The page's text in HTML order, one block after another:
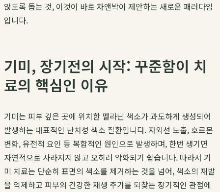
않도록 돕는 것, 이것이 바로 차앤박이 제안하는 새로운 패러다임
입니다.
기미, 장기전의 시작: 꾸준함이 치
료의 핵심인 이유
기미는 피부 깊은 곳에 위치한 멜라닌 색소가 과도하게 생성되어
발생하는 대표적인 난치성 색소 질환입니다. 자외선 노출, 호르몬
변화, 유전적 요인 등 복합적인 원인으로 발생하며, 한번 생기면
자연적으로 사라지지 않고 오히려 악화되기 쉽습니다. 따라서 기
미 치료는 단순히 표면의 색소를 제거하는 것을 넘어, 색소의 재발
을 억제하고 피부의 건강한 재생 주기를 되찾는 장기적인 관점에